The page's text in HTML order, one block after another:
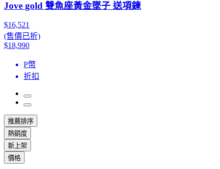
Jove gold 雙魚座黃金墜子 送項鍊
$16,521
(售價已折)
$18,990
P幣
折扣
推薦排序
熱銷度
新上架
價格